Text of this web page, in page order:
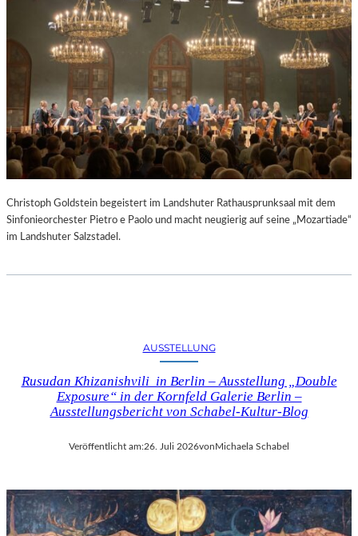
Christoph Goldstein begeistert im Landshuter Rathausprunksaal mit dem
Sinfonieorchester Pietro e Paolo und macht neugierig auf seine „Mozartiade“
im Landshuter Salzstadel.
AUSSTELLUNG
Rusudan Khizanishvili in Berlin – Ausstellung „Double
Exposure“ in der Kornfeld Galerie Berlin –
Ausstellungsbericht von Schabel-Kultur-Blog
Veröffentlicht am:26. Juli 2026vonMichaela Schabel